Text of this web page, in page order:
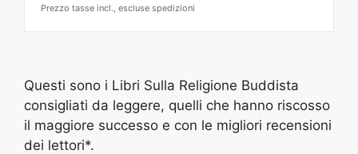
Prezzo tasse incl., escluse spedizioni
Questi sono i Libri Sulla Religione Buddista
consigliati da leggere, quelli che hanno riscosso
il maggiore successo e con le migliori recensioni
dei lettori*.